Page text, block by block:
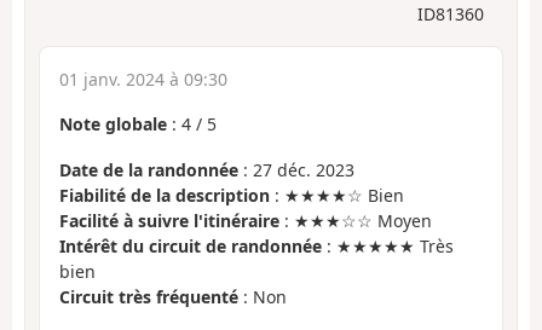
ID81360
01 janv. 2024 à 09:30
Note globale : 4 / 5
Date de la randonnée : 27 déc. 2023
Fiabilité de la description : ★★★★☆ Bien
Facilité à suivre l'itinéraire : ★★★☆☆ Moyen
Intérêt du circuit de randonnée : ★★★★★ Très
bien
Circuit très fréquenté : Non